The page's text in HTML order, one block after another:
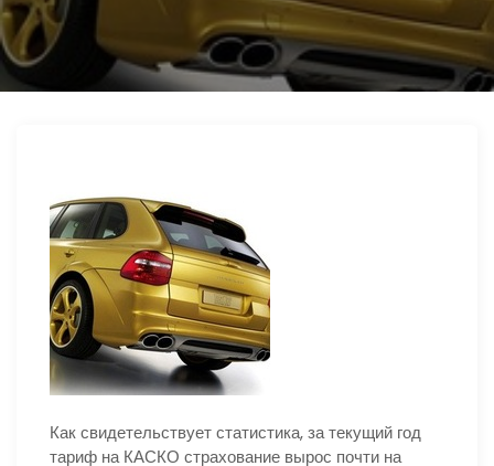
Как свидетельствует статистика, за текущий год
тариф на КАСКО страхование вырос почти на